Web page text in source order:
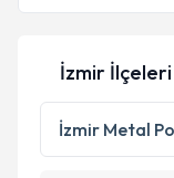
Kişisel
Metni 'ni
İzmir İlçeleri
İzmir Metal